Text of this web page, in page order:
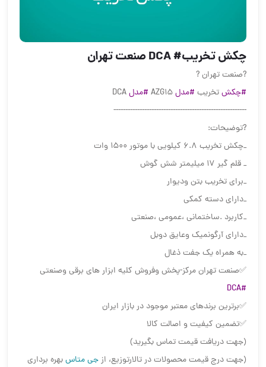
چکش تخریب# DCA ️صنعت تهران ️
?️صنعت تهران ?️
#چکشتخریب #مدل #مدل
--------------------------------------------------------
?توضیحات:
_چکش تخریب ۶.۸ کیلویی با موتور ۱۵۰۰ وات
_ قلم گیر ۱۷ میلیمتر شش گوش
_برای تخریب بتن ودیوار
_دارای دسته کمکی
_کاربرد .ساختمانی ،عمومی ،صنعتی
_دارای آرگونمیک وعایق دوبل
_به همراه یک جفت ذغال
✅صنعت تهران مرکز-پخش وفروش کلیه ابزار های برقی وصنعتی
#DCA
✅برترین برندهای معتبر موجود در بازار ایران
✅تضمین کیفیت و اصالت کالا
(جهت دریافت قیمت تماس بگیرید)
(جهت درج قیمت محصولات در تالارتوزیع، ازجی متاسبهره برداری